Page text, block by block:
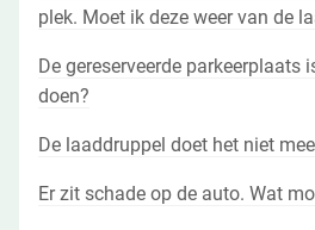
plek. Moet ik deze weer van de
De gereserveerde parkeerplaats
doen?
De laaddruppel doet het niet
Er zit schade op de auto. Wat